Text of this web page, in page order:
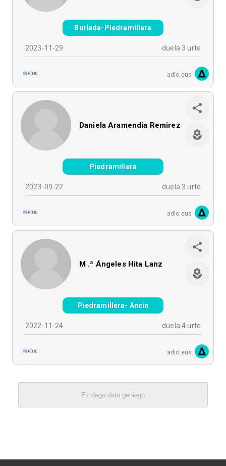
Burlada-Piedramillera
2023-11-29 duela 3 urte
adio.eus
Daniela Aramendia Remirez
Piedramillera
2023-09-22 duela 3 urte
adio.eus
M .ª Ángeles Hita Lanz
Piedramillera- Ancín
2022-11-24 duela 4 urte
adio.eus
Ez dago datu gehiago